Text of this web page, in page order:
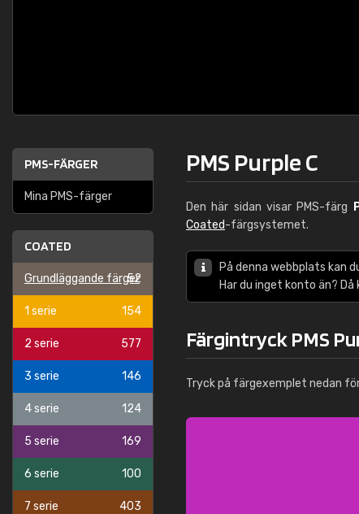
PMS-FÄRGER
Mina PMS-färger
COATED
Grundläggande färger
52
1 serie 154
2 serie 577
3 serie 146
4 serie 124
5 serie 169
6 serie 100
7 serie 403
PMS Purple C
Den här sidan visar PMS-färg
Coated-färgsystemet.
På denna webbplats kan
Har du inget konto än? Då
Färgintryck PMS
Tryck på färgexemplet nedan